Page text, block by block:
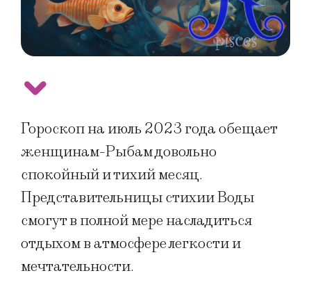
Гороскоп на июль 2023 года обещает
женщинам-Рыбам довольно
спокойный и тихий месяц.
Представительницы стихии Воды
смогут в полной мере насладиться
отдыхом в атмосфере легкости и
мечтательности.